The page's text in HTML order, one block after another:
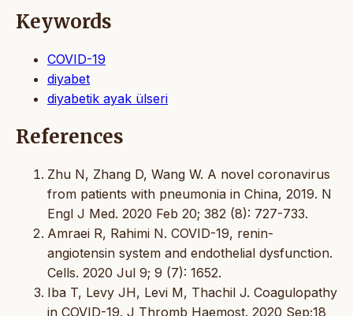
Keywords
COVID-19
diyabet
diyabetik ayak ülseri
References
Zhu N, Zhang D, Wang W. A novel coronavirus
from patients with pneumonia in China, 2019. N
Engl J Med. 2020 Feb 20; 382 (8): 727-733.
Amraei R, Rahimi N. COVID-19, renin-
angiotensin system and endothelial dysfunction.
Cells. 2020 Jul 9; 9 (7): 1652.
Iba T, Levy JH, Levi M, Thachil J. Coagulopathy
in COVID-19. J Thromb Haemost. 2020 Sep;18